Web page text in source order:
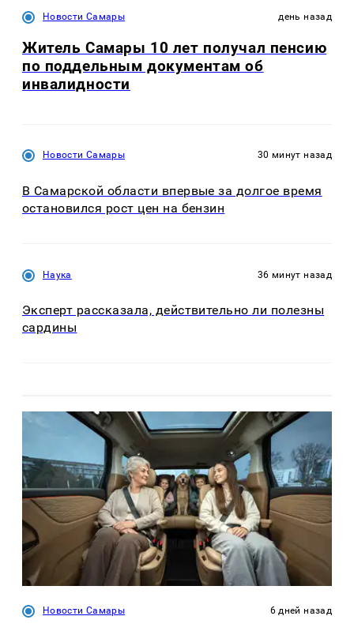
Новости Самары день назад
Житель Самары 10 лет получал пенсию
по поддельным документам об
инвалидности
Новости Самары 30 минут назад
В Самарской области впервые за долгое время
остановился рост цен на бензин
Наука 36 минут назад
Эксперт рассказала, действительно ли полезны
сардины
Новости Самары 6 дней назад